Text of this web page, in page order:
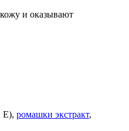
и оказывают
E), ромашки экстракт,